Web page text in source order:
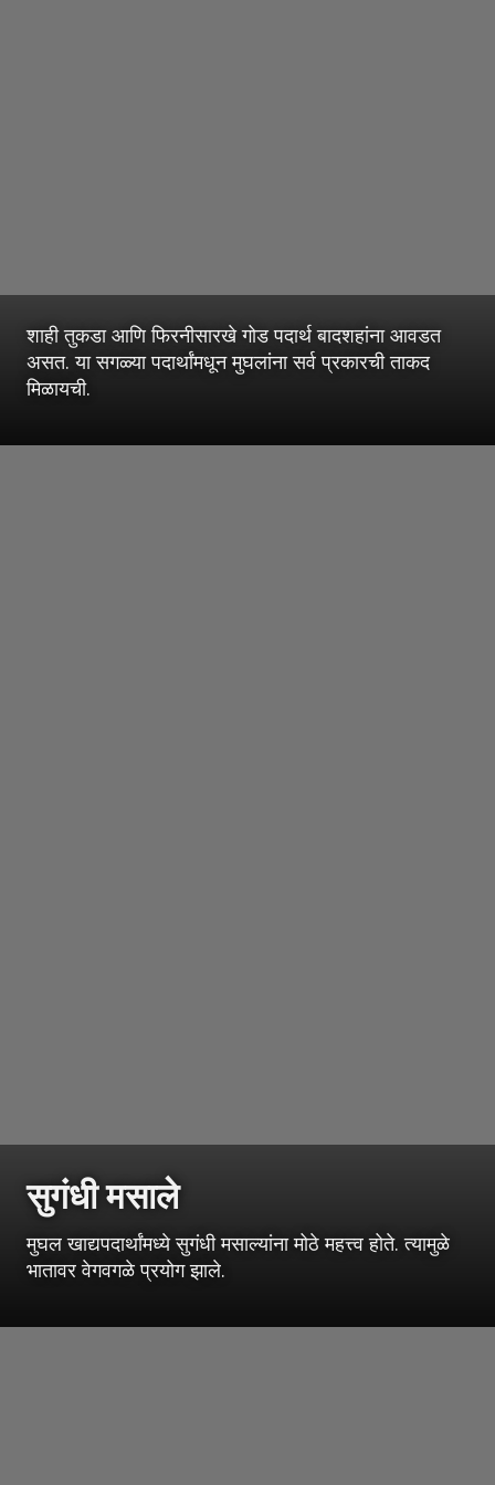
शाही तुकडा आणि फिरनीसारखे गोड पदार्थ बादशहांना आवडत
असत. या सगळ्या पदार्थांमधून मुघलांना सर्व प्रकारची ताकद
मिळायची.
सुगंधी मसाले
मुघल खाद्यपदार्थांमध्ये सुगंधी मसाल्यांना मोठे महत्त्व होते. त्यामुळे
भातावर वेगवगळे प्रयोग झाले.